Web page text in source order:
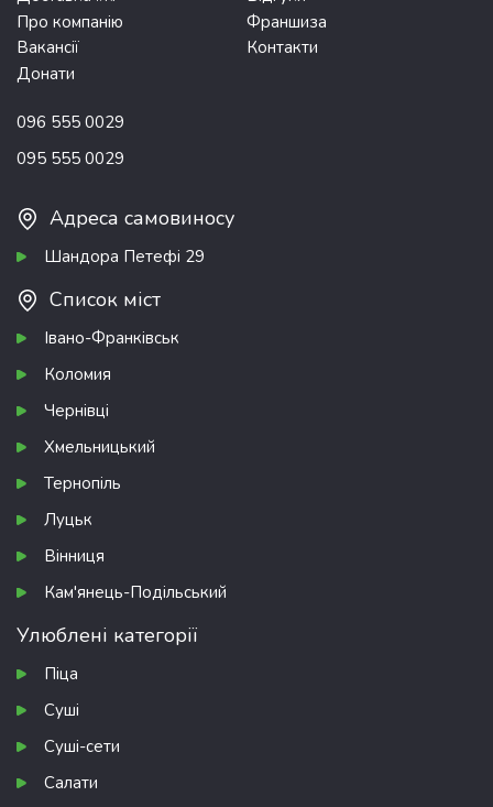
Про компанію
Франшиза
Вакансії
Контакти
Донати
096 555 0029
095 555 0029
Адреса самовиносу
Шандора Петефі 29
Список міст
Івано-Франківськ
Коломия
Чернівці
Хмельницький
Тернопіль
Луцьк
Вінниця
Кам'янець-Подільський
Улюблені категорії
Піца
Суші
Суші-сети
Салати